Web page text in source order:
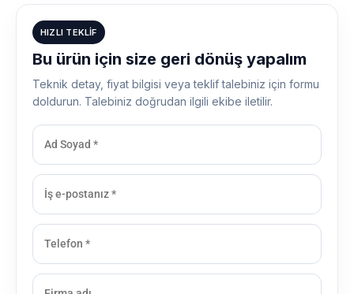
HIZLI TEKLIF
Bu ürün için size geri dönüş yapalım
Teknik detay, fiyat bilgisi veya teklif talebiniz için formu
doldurun. Talebiniz doğrudan ilgili ekibe iletilir.